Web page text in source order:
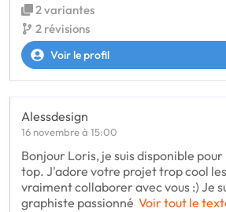
2 variantes
2 révisions
Voir le profil
Alessdesign
16 novembre à 15:00
Bonjour Loris, je suis disponible
top. J'adore votre projet trop cool
vraiment collaborer avec vous :) Je
graphiste passionné Voir tout le